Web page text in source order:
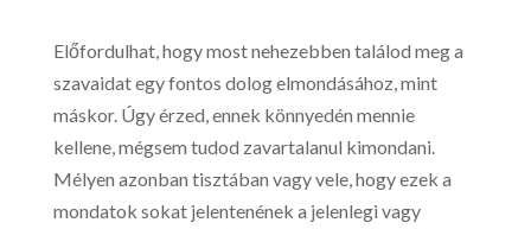
Előfordulhat, hogy most nehezebben találod meg a
szavaidat egy fontos dolog elmondásához, mint
máskor. Úgy érzed, ennek könnyedén mennie
kellene, mégsem tudod zavartalanul kimondani.
Mélyen azonban tisztában vagy vele, hogy ezek a
mondatok sokat jelentenének a jelenlegi vagy